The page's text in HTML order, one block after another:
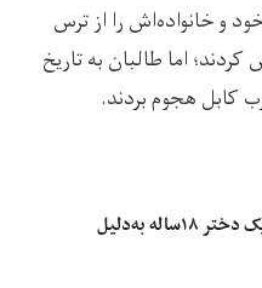
و خانواده‌اش را از ترس
اما طالبان به تاریخ
هشت ماه در زندان طالبان؛ سرنوشت یک دختر ۱۸‌ساله به‌دلیل